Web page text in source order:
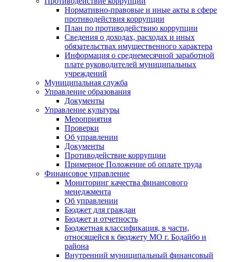
Нормативно-правовые и иные акты в сфере
противодействия коррупции
План по противодействию коррупции
Сведения о доходах, расходах и иных
обязательствах имущественного характера
Информация о среднемесячной заработной
плате руководителей муниципальных
учреждений
Муниципальная служба
Управление образования
Документы
Управление культуры
Мероприятия
Проверки
Об управлении
Документы
Противодействие коррупции
Примерное Положение об оплате труда
Финансовое управление
Мониторинг качества финансового
менеджмента
Об управлении
Бюджет для граждан
Бюджет и отчетность
Бюджетная классификация, в части,
относящейся к бюджету МО г. Бодайбо и
района
Внутренний муниципальный финансовый